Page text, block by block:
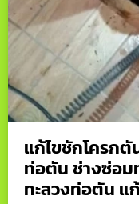
แก้ไขชักโครกตั
ท่อตัน ช่างซ่อ
ทะลวงท่อตัน แ